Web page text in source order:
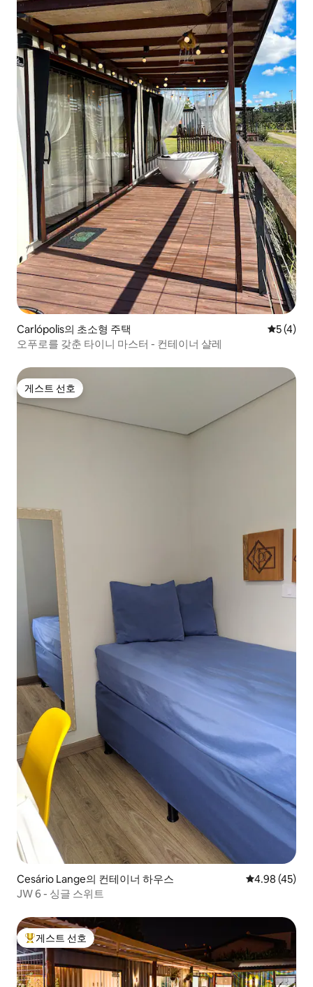
Carlópolis의 초소형 주택 평점 5점
5 (4)
오푸로를 갖춘 타이니 마스터 - 컨테이너 샬레
게스트 선호
게스트 선호
Cesário Lange의 컨테이너 하우스 평점 4.98점(5
4.98 (45)
JW 6 - 싱글 스위트
상위 게스트 선호
게스트 선호